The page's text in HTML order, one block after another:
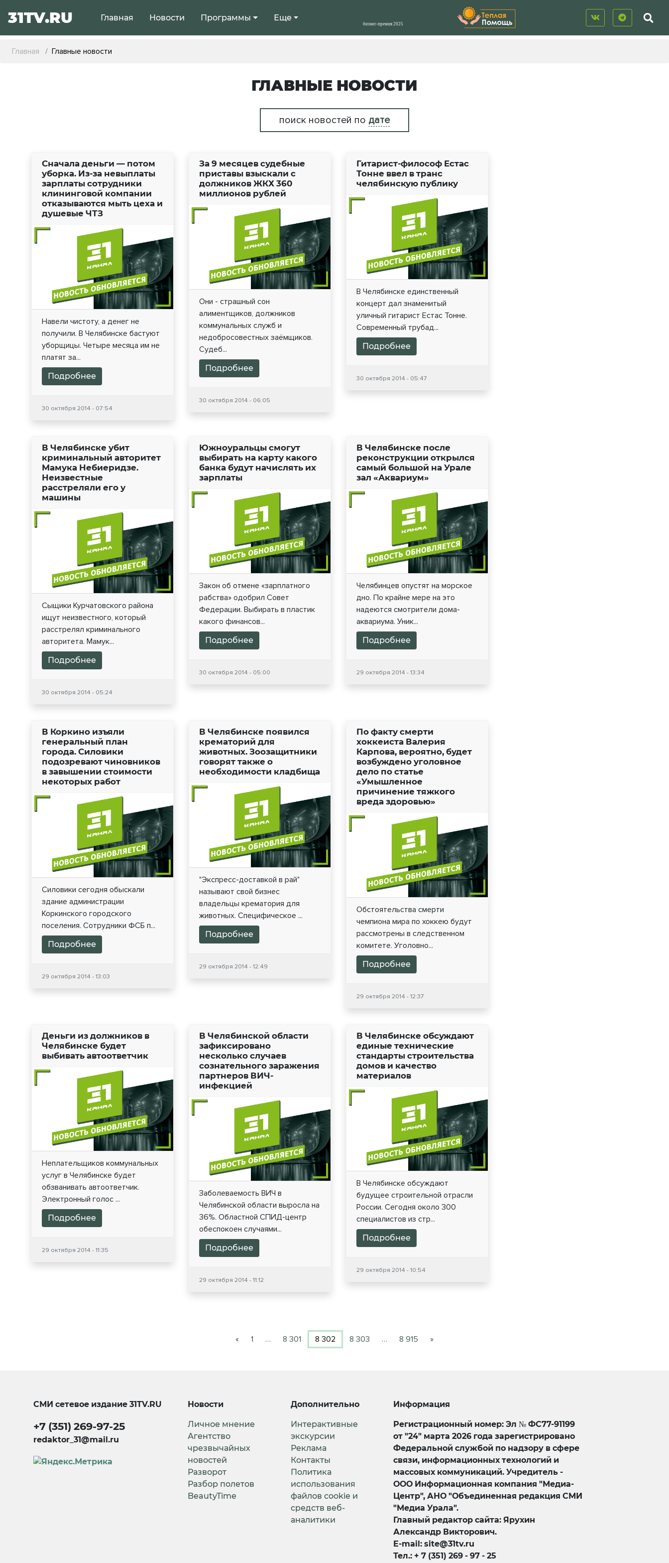
31TV.RU Главная Новости Программы Еще
Главная Главные новости
ГЛАВНЫЕ НОВОСТИ
поиск новостей по дате
Сначала деньги — потом
уборка. Из-за невыплаты
зарплаты сотрудники
клининговой компании
отказываются мыть цеха и
душевые ЧТЗ
Навели чистоту, а денег не
получили. В Челябинске бастуют
уборщицы. Четыре месяца им не
платят за...
Подробнее
30 октября 2014 - 07:54
За 9 месяцев судебные
приставы взыскали с
должников ЖКХ 360
миллионов рублей
Они - страшный сон
алиментщиков, должников
коммунальных служб и
недобросовестных заёмщиков.
Судеб...
Подробнее
30 октября 2014 - 06:05
Гитарист-философ Естас
Тонне ввел в транс
челябинскую публику
В Челябинске единственный
концерт дал знаменитый
уличный гитарист Естас Тонне.
Современный трубад...
Подробнее
30 октября 2014 - 05:47
В Челябинске убит
криминальный авторитет
Мамука Небиеридзе.
Неизвестные
расстреляли его у
машины
Сыщики Курчатовского района
ищут неизвестного, который
расстрелял криминального
авторитета. Мамук...
Подробнее
30 октября 2014 - 05:24
Южноуральцы смогут
выбирать на карту какого
банка будут начислять их
зарплаты
Закон об отмене «зарплатного
рабства» одобрил Совет
Федерации. Выбирать в пластик
какого финансов...
Подробнее
30 октября 2014 - 05:00
В Челябинске после
реконструкции открылся
самый большой на Урале
зал «Аквариум»
Челябинцев опустят на морское
дно. По крайне мере на это
надеются смотрители дома-
аквариума. Уник...
Подробнее
29 октября 2014 - 13:34
В Коркино изъяли
генеральный план
города. Силовики
подозревают чиновников
в завышении стоимости
некоторых работ
Силовики сегодня обыскали
здание администрации
Коркинского городского
поселения. Сотрудники ФСБ п...
Подробнее
29 октября 2014 - 13:03
В Челябинске появился
крематорий для
животных. Зоозащитники
говорят также о
необходимости кладбища
"Экспресс-доставкой в рай"
называют свой бизнес
владельцы крематория для
животных. Специфическое ...
Подробнее
29 октября 2014 - 12:49
По факту смерти
хоккеиста Валерия
Карпова, вероятно, будет
возбуждено уголовное
дело по статье
«Умышленное
причинение тяжкого
вреда здоровью»
Обстоятельства смерти
чемпиона мира по хоккею будут
рассмотрены в следственном
комитете. Уголовно...
Подробнее
29 октября 2014 - 12:37
Деньги из должников в
Челябинске будет
выбивать автоответчик
Неплательщиков коммунальных
услуг в Челябинске будет
обзванивать автоответчик.
Электронный голос ...
Подробнее
29 октября 2014 - 11:35
В Челябинской области
зафиксировано
несколько случаев
сознательного заражения
партнеров ВИЧ-
инфекцией
Заболеваемость ВИЧ в
Челябинской области выросла на
36%. Областной СПИД-центр
обеспокоен случаями...
Подробнее
29 октября 2014 - 11:12
В Челябинске обсуждают
единые технические
стандарты строительства
домов и качество
материалов
В Челябинске обсуждают
будущее строительной отрасли
России. Сегодня около 300
специалистов из стр...
Подробнее
29 октября 2014 - 10:54
« 1 … 8 301 8 302 8 303 … 8 915 »
СМИ сетевое издание31TV.RU
+7 (351) 269-97-25
redaktor_31@mail.ru
Новости
Личное мнение
Агентство
чрезвычайных
новостей
Разворот
Разбор полетов
BeautyTime
Дополнительно
Интерактивные
экскурсии
Реклама
Контакты
Политика
использования
файлов cookie и
средств веб-
аналитики
Информация
Регистрационный номер: Эл № ФС77-91199
от "24" марта 2026 года зарегистрировано
Федеральной службой по надзору в сфере
связи, информационных технологий и
массовых коммуникаций. Учредитель -
ООО Информационная компания "Медиа-
Центр", АНО "Объединенная редакция СМИ
"Медиа Урала".
Главный редактор сайта: Ярухин
Александр Викторович.
E-mail: site@31tv.ru
Тел.: + 7 (351) 269 - 97 - 25